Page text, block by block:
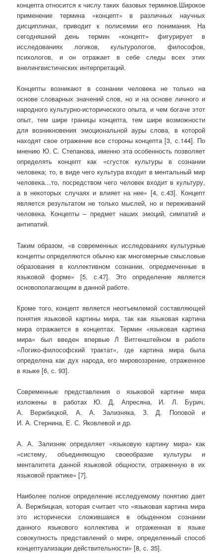
концепта относится к числу таких базовых терминов.Широкое
применение термина «концепт» в различных научных
дисциплинах, приводит к полисемии его понимания. На
сегодняшний день термин «концепт» фигурирует в
исследованиях логиков, культурологов, философов,
психологов, и он отражает в себе следы всех этих
внелингвистических интерпретаций.
Концепты возникают в сознании человека не только на
основе словарных значений слов, но и на основе личного и
народного культурно-исторического опыта, и чем богаче этот
опыт, тем шире границы концепта, тем шире возможности
для возникновения эмоциональной ауры слова, в которой
находят свое отражение все стороны концепта [3, с.144]. По
мнению Ю. С. Степанова, именно эта особенность позволяет
определять концепт как «сгусток культуры в сознании
человека; то, в виде чего культура входит в ментальный мир
человека…то, посредством чего человек входит в культуру,
а в некоторых случаях и влияет на нее» [4, с.43]. Концепт
является результатом не только мыслей, но и переживаний
человека. Концепты – предмет наших эмоций, симпатий и
антипатий.
Таким образом, «в современных исследованиях культурные
концепты определяются обычно как многомерные смысловые
образования в коллективном сознании, опредмеченные в
языковой форме» [5, с.47]. Это определение является
основополагающим в данной работе.
Кроме того, концепт является неотъемлемой составляющей
понятия языковой картины мира, так как языковая картина
мира отражается в концептах. Термин «языковая картина
мира» был введен впервые Л Витгенштейном в работе
«Логико-философский трактат», где картина мира была
определена как дух народа, его мировоззрение, отраженное
в языке [6, с. 93].
Современные представления о языковой картине мира
изложены в работах Ю. Д. Апресяна, И. Л. Бурич,
А. Вержбицкой, А. А. Зализняка, З. Д. Поповой и
И. А. Стернина, Е. С. Яковлевой и др.
А. А. Зализняк определяет «языковую картину мира» как
«систему, объединяющую своеобразие культуры и
менталитета данной языковой общности, отраженную в их
языковой практике» [7].
Наиболее полное определение исследуемому понятию дает
А. Вержбицкая, которая считает что «языковая картина мира
это исторически сложившаяся в обыденном сознании
данного языкового коллектива и отраженная в языке
совокупность представлений о мире, определенный способ
концептуализации действительности» [8, с. 35].